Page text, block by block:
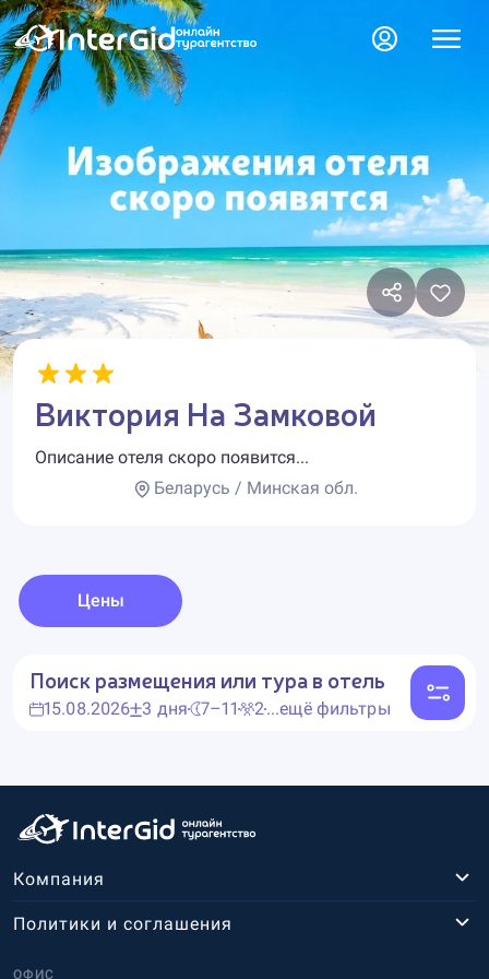
Виктория На Замковой
Описание отеля скоро появится...
Беларусь / Минская обл.
Цены
Поиск размещения или тура в отель
15.08.2026 3 дня 7–11 2...ещё фильтры
Компания
ОФИС
Политики и соглашения